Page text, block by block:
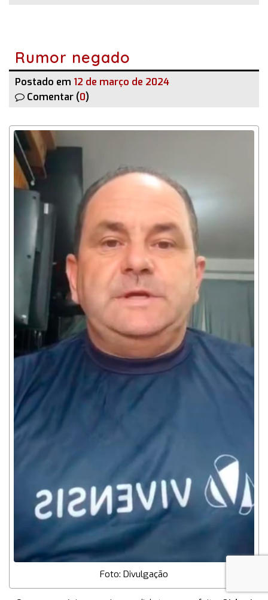
Rumor negado
Postado em 12 de março de 2024
Comentar (0)
Foto: Divulgação